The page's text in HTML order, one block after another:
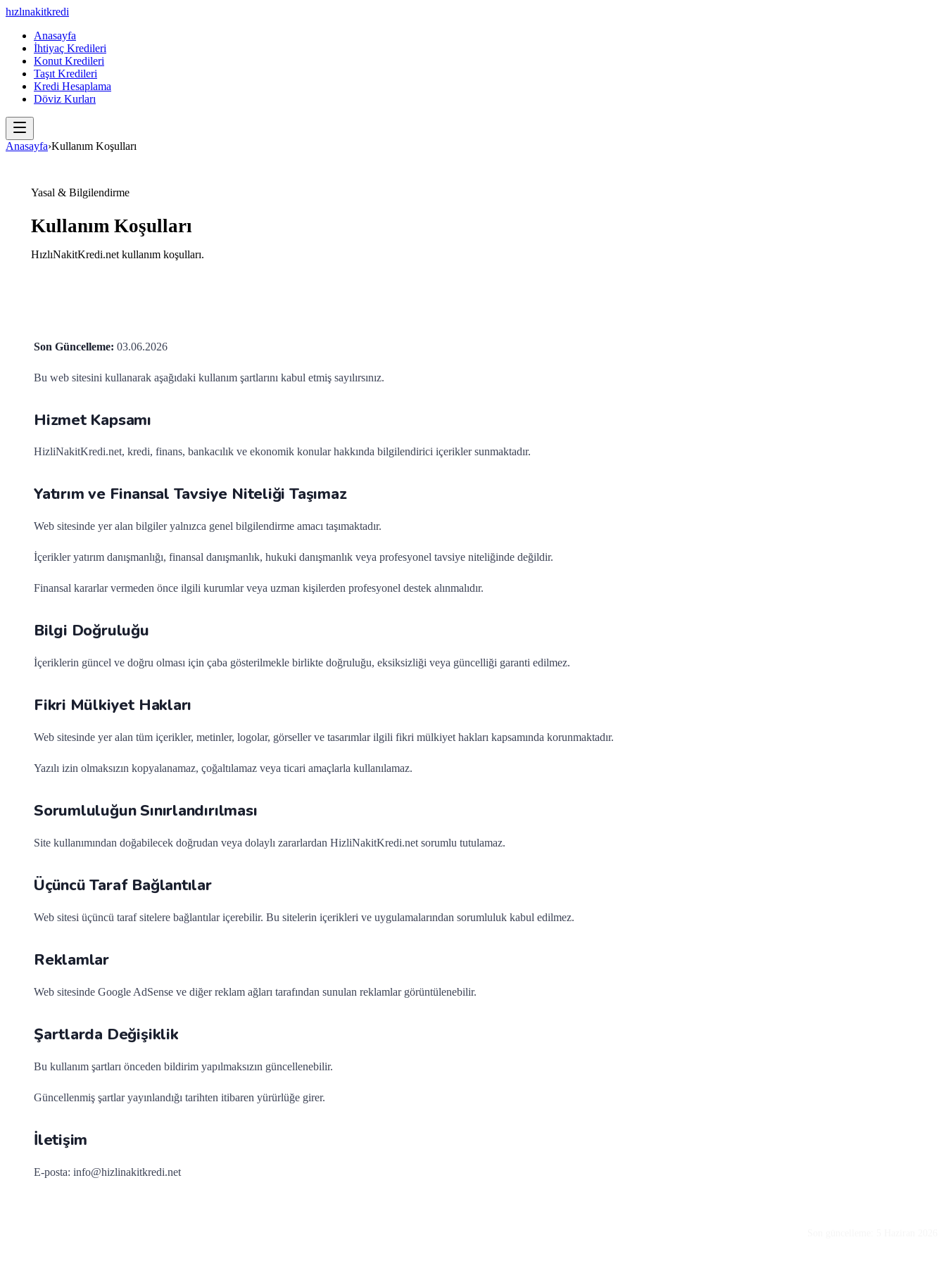
hızlınakitkredi
Anasayfa
İhtiyaç Kredileri
Konut Kredileri
Taşıt Kredileri
Kredi Hesaplama
Döviz Kurları
Anasayfa›Kullanım Koşulları
Yasal & Bilgilendirme
Kullanım Koşulları
HızlıNakitKredi.net kullanım koşulları.
Son Güncelleme: 03.06.2026
Bu web sitesini kullanarak aşağıdaki kullanım şartlarını kabul etmiş sayılırsınız.
Hizmet Kapsamı
HizliNakitKredi.net, kredi, finans, bankacılık ve ekonomik konular hakkında bilgilendirici içerikler sunmaktadır.
Yatırım ve Finansal Tavsiye Niteliği Taşımaz
Web sitesinde yer alan bilgiler yalnızca genel bilgilendirme amacı taşımaktadır.
İçerikler yatırım danışmanlığı, finansal danışmanlık, hukuki danışmanlık veya profesyonel tavsiye niteliğinde değildir.
Finansal kararlar vermeden önce ilgili kurumlar veya uzman kişilerden profesyonel destek alınmalıdır.
Bilgi Doğruluğu
İçeriklerin güncel ve doğru olması için çaba gösterilmekle birlikte doğruluğu, eksiksizliği veya güncelliği garanti edilmez.
Fikri Mülkiyet Hakları
Web sitesinde yer alan tüm içerikler, metinler, logolar, görseller ve tasarımlar ilgili fikri mülkiyet hakları kapsamında korunmaktadır.
Yazılı izin olmaksızın kopyalanamaz, çoğaltılamaz veya ticari amaçlarla kullanılamaz.
Sorumluluğun Sınırlandırılması
Site kullanımından doğabilecek doğrudan veya dolaylı zararlardan HizliNakitKredi.net sorumlu tutulamaz.
Üçüncü Taraf Bağlantılar
Web sitesi üçüncü taraf sitelere bağlantılar içerebilir. Bu sitelerin içerikleri ve uygulamalarından sorumluluk kabul edilmez.
Reklamlar
Web sitesinde Google AdSense ve diğer reklam ağları tarafından sunulan reklamlar görüntülenebilir.
Şartlarda Değişiklik
Bu kullanım şartları önceden bildirim yapılmaksızın güncellenebilir.
Güncellenmiş şartlar yayınlandığı tarihten itibaren yürürlüğe girer.
İletişim
E-posta: info@hizlinakitkredi.net